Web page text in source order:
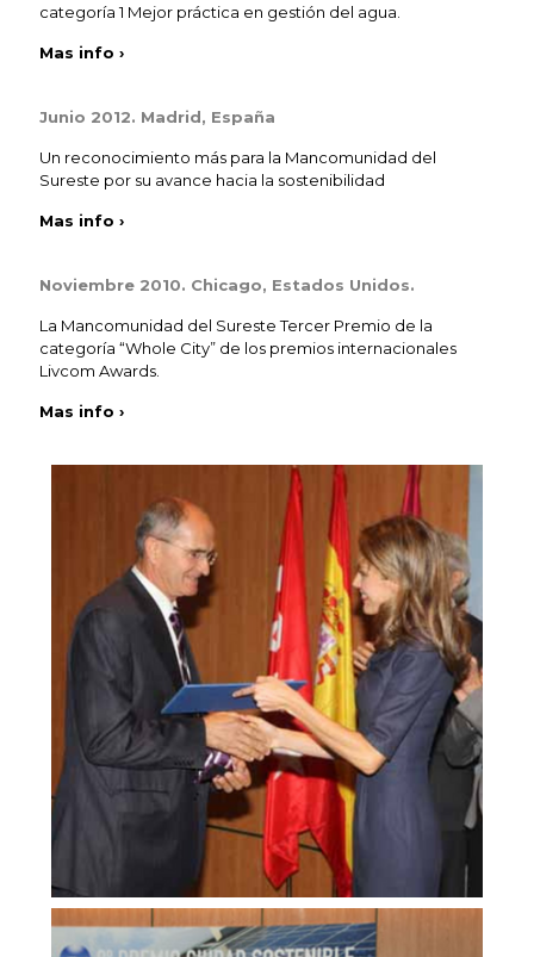
categoría 1 Mejor práctica en gestión del agua.
Mas info ›
Junio 2012. Madrid, España
Un reconocimiento más para la Mancomunidad del
Sureste por su avance hacia la sostenibilidad
Mas info ›
Noviembre 2010. Chicago, Estados Unidos.
La Mancomunidad del Sureste Tercer Premio de la
categoría “Whole City” de los premios internacionales
Livcom Awards.
Mas info ›